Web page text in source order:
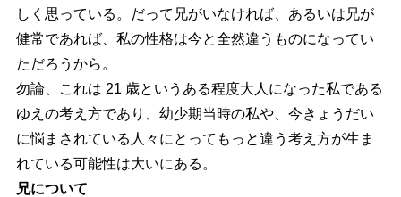
しく思っている。だって兄がいなければ、あるいは兄が
健常であれば、私の性格は今と全然違うものになってい
ただろうから。
勿論、これは 21 歳というある程度大人になった私である
ゆえの考え方であり、幼少期当時の私や、今きょうだい
に悩まされている人々にとってもっと違う考え方が生ま
れている可能性は大いにある。
兄について